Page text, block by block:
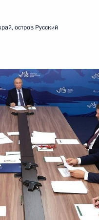
следующие материалы
БРИКС, курирующими
Ново-Огарёво
остров Русский